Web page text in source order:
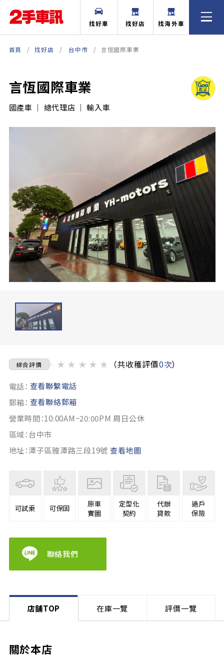
找好車 找好店 找海外車
首頁 找好店 台中市 言恆國際車業
言恆國際車業
國產車 ｜ 總代理店 ｜ 輸入車
綜合評價 ★ ★ ★ ★ ★ （共收穫評價0次）
電話： 查看聯繫電話
郵箱： 查看聯絡郵箱
營業時間：10:00AM~20:00PM 周日公休
區域：台中市
地址：潭子區雅潭路三段19號 查看地圖
可試乘 可保固
原車
實圖
定型化
契約
代辦
貸款
過戶
保險
聯絡我們
店舗TOP 在庫一覽 評價一覽
關於本店